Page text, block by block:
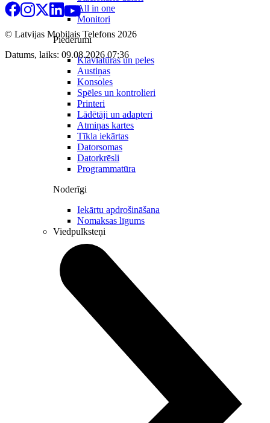
All in one
Monitori
Piederumi
Klaviatūras un peles
Austiņas
Konsoles
Spēles un kontrolieri
Printeri
Lādētāji un adapteri
Atmiņas kartes
Tīkla iekārtas
Datorsomas
Datorkrēsli
Programmatūra
Noderīgi
Iekārtu apdrošināšana
Nomaksas līgums
Viedpulksteņi
© Latvijas Mobilais Telefons 2026
Datums, laiks: 09.08.2026 07:36